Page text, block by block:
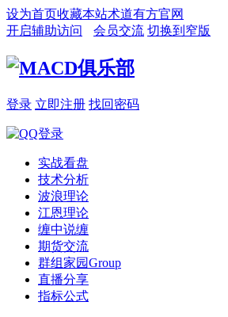
设为首页收藏本站术道有方官网
开启辅助访问
会员交流 切换到窄版
登录 立即注册 找回密码
实战看盘
技术分析
波浪理论
江恩理论
缠中说缠
期货交流
群组家园Group
直播分享
指标公式